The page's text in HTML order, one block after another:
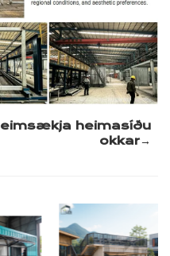
heimasíðu
okkar→